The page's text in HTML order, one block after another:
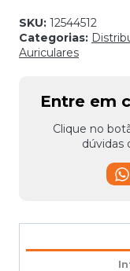
INCOLOR
quantidade
SKU: 12544512
Categorias:
Auriculares
Entre em
Clique no
dúvidas